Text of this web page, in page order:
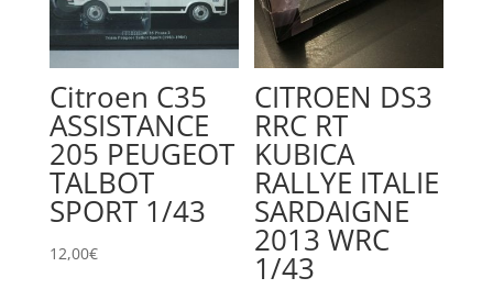
Citroen C35
ASSISTANCE
205 PEUGEOT
TALBOT
SPORT 1/43
12,00€
CITROEN DS3
RRC RT
KUBICA
RALLYE ITALIE
SARDAIGNE
2013 WRC
1/43